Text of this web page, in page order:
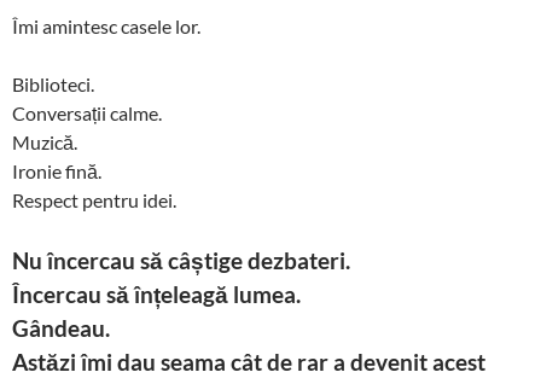
Îmi amintesc casele lor.
Biblioteci.
Conversații calme.
Muzică.
Ironie fină.
Respect pentru idei.
Nu încercau să câștige dezbateri.
Încercau să înțeleagă lumea.
Gândeau.
Astăzi îmi dau seama cât de rar a devenit acest